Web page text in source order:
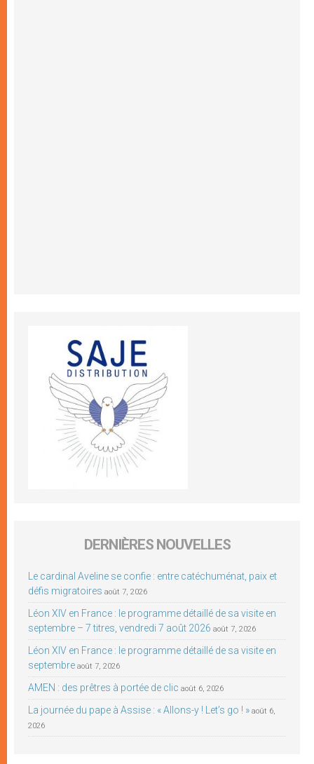
DERNIÈRES NOUVELLES
Le cardinal Aveline se confie : entre catéchuménat, paix et
défis migratoires août 7, 2026
Léon XIV en France : le programme détaillé de sa visite en
septembre – 7 titres, vendredi 7 août 2026 août 7, 2026
Léon XIV en France : le programme détaillé de sa visite en
septembre août 7, 2026
AMEN : des prêtres à portée de clic août 6, 2026
La journée du pape à Assise : « Allons-y ! Let’s go ! » août 6,
2026